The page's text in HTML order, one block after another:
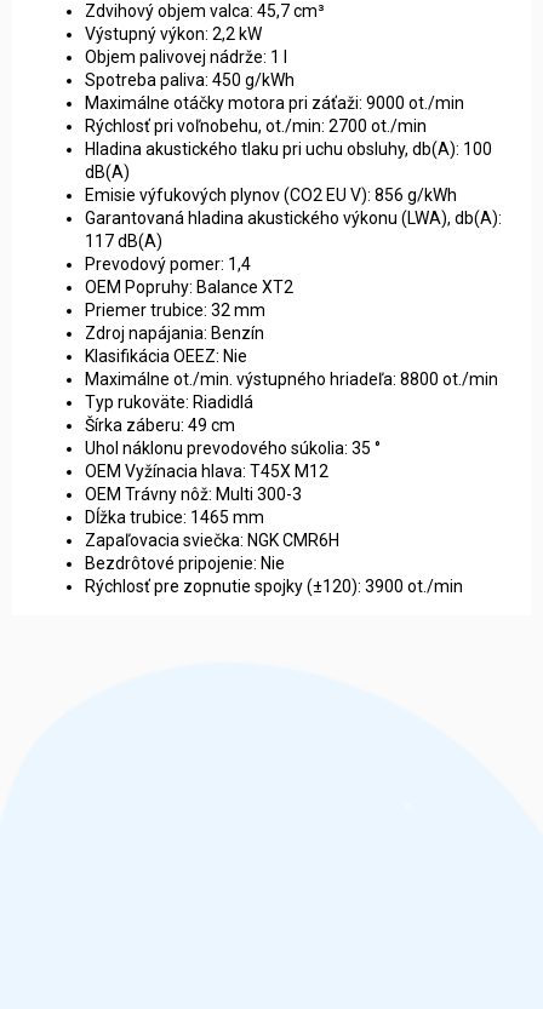
Zdvihový objem valca: 45,7 cm³
Výstupný výkon: 2,2 kW
Objem palivovej nádrže: 1 l
Spotreba paliva: 450 g/kWh
Maximálne otáčky motora pri záťaži: 9000 ot./min
Rýchlosť pri voľnobehu, ot./min: 2700 ot./min
Hladina akustického tlaku pri uchu obsluhy, db(A): 100
dB(A)
Emisie výfukových plynov (CO2 EU V): 856 g/kWh
Garantovaná hladina akustického výkonu (LWA), db(A):
117 dB(A)
Prevodový pomer: 1,4
OEM Popruhy: Balance XT2
Priemer trubice: 32 mm
Zdroj napájania: Benzín
Klasifikácia OEEZ: Nie
Maximálne ot./min. výstupného hriadeľa: 8800 ot./min
Typ rukoväte: Riadidlá
Šírka záberu: 49 cm
Uhol náklonu prevodového súkolia: 35 °
OEM Vyžínacia hlava: T45X M12
OEM Trávny nôž: Multi 300-3
Dĺžka trubice: 1465 mm
Zapaľovacia sviečka: NGK CMR6H
Bezdrôtové pripojenie: Nie
Rýchlosť pre zopnutie spojky (±120): 3900 ot./min